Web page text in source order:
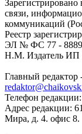
связи,
коммуникаций
Реестр
ЭЛ № ФС 77 - 88890
Н.М. Издатель ИП
Главный
Телефон
Адрес редакции:
Мира, д. 4. офис 8.